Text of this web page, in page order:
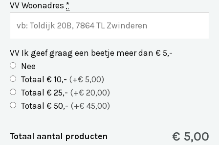
VV Woonadres *
VV Ik geef graag een beetje meer dan € 5,-
Nee
Totaal € 10,- (+€ 5,00)
Totaal € 25,- (+€ 20,00)
Totaal € 50,- (+€ 45,00)
Totaal aantal producten € 5,00